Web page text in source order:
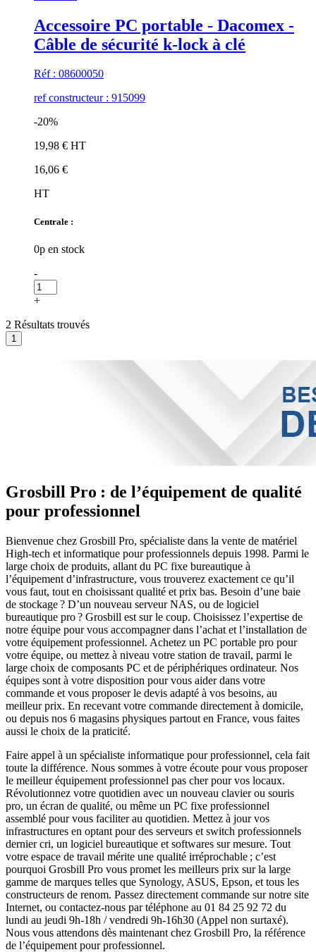
Accessoire PC portable - Dacomex -
Câble de sécurité k-lock à clé
Réf : 08600050
ref constructeur : 915099
-20%
19,98 € HT
16,06 €
HT
Centrale :
0p en stock
-
+
2 Résultats trouvés
Grosbill Pro : de l’équipement de qualité
pour professionnel
Bienvenue chez Grosbill Pro, spécialiste dans la vente de matériel
High-tech et informatique pour professionnels depuis 1998. Parmi le
large choix de produits, allant du PC fixe bureautique à
l’équipement d’infrastructure, vous trouverez exactement ce qu’il
vous faut, tout en choisissant qualité et prix bas. Besoin d’une baie
de stockage ? D’un nouveau serveur NAS, ou de logiciel
bureautique pro ? Grosbill est sur le coup. Choisissez l’expertise de
notre équipe pour vous accompagner dans l’achat et l’installation de
votre équipement professionnel. Achetez un PC portable pro pour
votre équipe, ou mettez à niveau votre station de travail, parmi le
large choix de composants PC et de périphériques ordinateur. Nos
équipes sont à votre disposition pour vous aider dans votre
commande et vous proposer le devis adapté à vos besoins, au
meilleur prix. En recevant votre commande directement à domicile,
ou depuis nos 6 magasins physiques partout en France, vous faites
aussi le choix de la praticité.
Faire appel à un spécialiste informatique pour professionnel, cela fait
toute la différence. Nous sommes à votre écoute pour vous proposer
le meilleur équipement professionnel pas cher pour vos locaux.
Révolutionnez votre quotidien avec un nouveau clavier ou souris
pro, un écran de qualité, ou même un PC fixe professionnel
assemblé pour vous faciliter au quotidien. Mettez à jour vos
infrastructures en optant pour des serveurs et switch professionnels
dernier cri, un logiciel bureautique et softwares sur mesure. Tout
votre espace de travail mérite une qualité irréprochable ; c’est
pourquoi Grosbill Pro vous promet les meilleurs prix sur la large
gamme de marques telles que Synology, ASUS, Epson, et tous les
constructeurs de renom. Passez directement commande sur notre site
Internet, ou contactez-nous par téléphone au 01 84 25 92 72 du
lundi au jeudi 9h-18h / vendredi 9h-16h30 (Appel non surtaxé).
Nous vous attendons dès maintenant chez Grosbill Pro, la référence
de l’équipement pour professionnel.